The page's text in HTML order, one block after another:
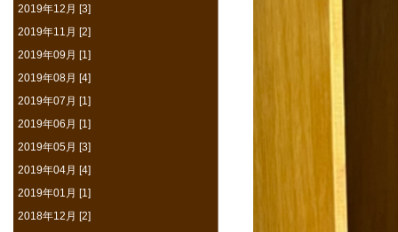
2019年12月 [3]
2019年11月 [2]
2019年09月 [1]
2019年08月 [4]
2019年07月 [1]
2019年06月 [1]
2019年05月 [3]
2019年04月 [4]
2019年01月 [1]
2018年12月 [2]